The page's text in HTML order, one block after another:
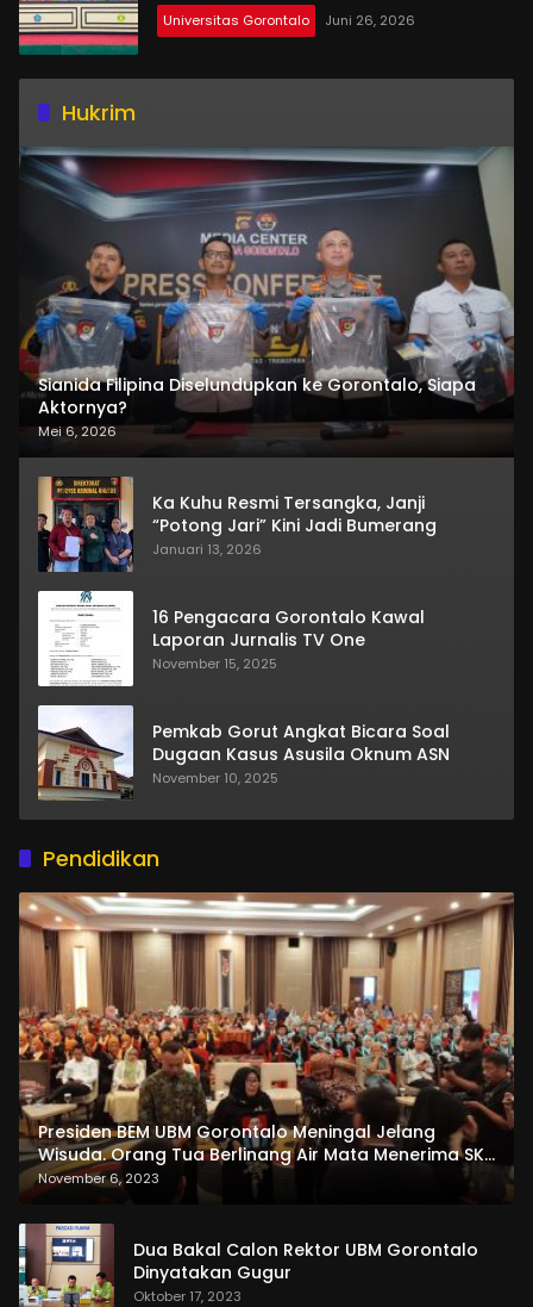
Universitas Gorontalo Juni 26, 2026
Hukrim
Sianida Filipina Diselundupkan ke Gorontalo, Siapa
Aktornya?
Mei 6, 2026
Ka Kuhu Resmi Tersangka, Janji
“Potong Jari” Kini Jadi Bumerang
Januari 13, 2026
16 Pengacara Gorontalo Kawal
Laporan Jurnalis TV One
November 15, 2025
Pemkab Gorut Angkat Bicara Soal
Dugaan Kasus Asusila Oknum ASN
November 10, 2025
Pendidikan
Presiden BEM UBM Gorontalo Meningal Jelang
Wisuda. Orang Tua Berlinang Air Mata Menerima SKL
dan Pemasangan Salempang
November 6, 2023
Dua Bakal Calon Rektor UBM Gorontalo
Dinyatakan Gugur
Oktober 17, 2023